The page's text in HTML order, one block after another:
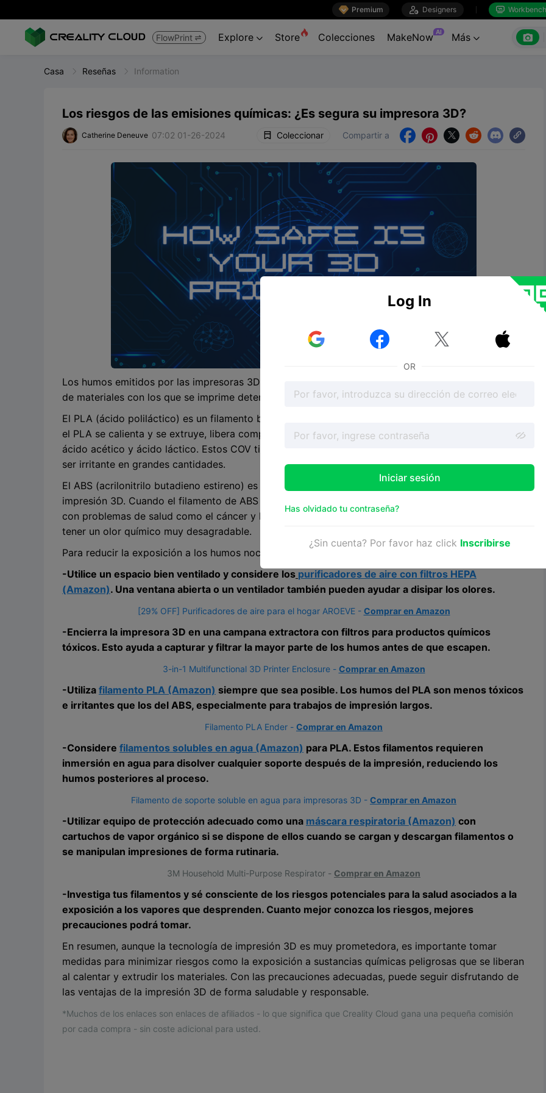
 Premium  Designers  Workbench
FlowPrint  Explore  Store Colecciones MakeNow AI Más  
Casa Reseñas Information
Los riesgos de las emisiones químicas: ¿Es segura su impresora 3D?
Catherine Deneuve 07:02 01-26-2024 Coleccionar Compartir a     
Los humos emitidos por las impresoras 3D pueden ser a menudo desagradables e irritantes. El tipo
de materiales con los que se imprime determina los compuestos químicos liberados al aire.
El PLA (ácido poliláctico) es un filamento biodegradable muy popular para la impresión 3D. Cuando
el PLA se calienta y se extruye, libera compuestos orgánicos volátiles o COV, como acetaldehído,
ácido acético y ácido láctico. Estos COV tienen un olor ligeramente dulce y penetrante que puede
ser irritante en grandes cantidades.
El ABS (acrilonitrilo butadieno estireno) es un polímero termoplástico utilizado habitualmente en la
impresión 3D. Cuando el filamento de ABS se calienta, libera estireno, un COV tóxico relacionado
con problemas de salud como el cáncer y las lesiones nerviosas. Los vapores de estireno suelen
tener un olor químico muy desagradable.
Para reducir la exposición a los humos nocivos, he aquí algunos consejos:
-Utilice un espacio bien ventilado y considere los purificadores de aire con filtros HEPA
(Amazon). Una ventana abierta o un ventilador también pueden ayudar a disipar los olores.
[29% OFF] Purificadores de aire para el hogar AROEVE - Comprar en Amazon
-Encierra la impresora 3D en una campana extractora con filtros para productos químicos
tóxicos. Esto ayuda a capturar y filtrar la mayor parte de los humos antes de que escapen.
3-in-1 Multifunctional 3D Printer Enclosure - Comprar en Amazon
-Utiliza filamento PLA (Amazon) siempre que sea posible. Los humos del PLA son menos tóxicos
e irritantes que los del ABS, especialmente para trabajos de impresión largos.
Filamento PLA Ender - Comprar en Amazon
-Considere filamentos solubles en agua (Amazon) para PLA. Estos filamentos requieren
inmersión en agua para disolver cualquier soporte después de la impresión, reduciendo los
humos posteriores al proceso.
Filamento de soporte soluble en agua para impresoras 3D - Comprar en Amazon
-Utilizar equipo de protección adecuado como una máscara respiratoria (Amazon) con
cartuchos de vapor orgánico si se dispone de ellos cuando se cargan y descargan filamentos o
se manipulan impresiones de forma rutinaria.
3M Household Multi-Purpose Respirator - Comprar en Amazon
-Investiga tus filamentos y sé consciente de los riesgos potenciales para la salud asociados a la
exposición a los vapores que desprenden. Cuanto mejor conozca los riesgos, mejores
precauciones podrá tomar.
En resumen, aunque la tecnología de impresión 3D es muy prometedora, es importante tomar
medidas para minimizar riesgos como la exposición a sustancias químicas peligrosas que se liberan
al calentar y extrudir los materiales. Con las precauciones adecuadas, puede seguir disfrutando de
las ventajas de la impresión 3D de forma saludable y responsable.
*Muchos de los enlaces son enlaces de afiliados - lo que significa que Creality Cloud gana una pequeña comisión
por cada compra - sin coste adicional para usted.
Log In
  
OR
Iniciar sesión
Has olvidado tu contraseña?
¿Sin cuenta? Por favor haz click Inscribirse